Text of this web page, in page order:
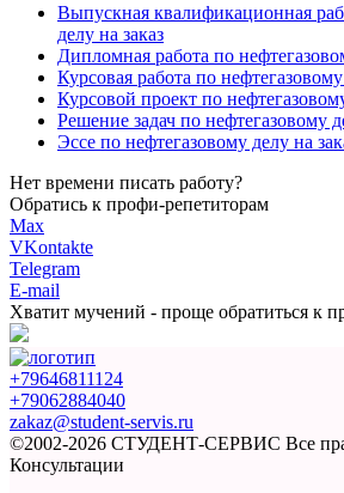
Выпускная квалификационная
делу на заказ
Дипломная работа по
Курсовая работа по
Курсовой проект по
Решение задач по нефтегазовому
Эссе по нефтегазовому делу на
Нет времени писать работу?
Обратись к профи-репетиторам
Max
VKontakte
Telegram
E-mail
Хватит мучений - проще обратиться к
+79646811124
+79062884040
zakaz@student-servis.ru
©2002-2026 СТУДЕНТ-СЕРВИС Все
Консультации